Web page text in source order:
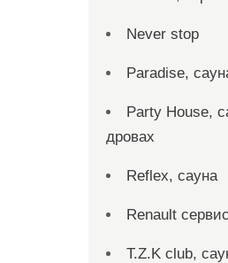
Never stop
Paradise,
Party House,
дровах
Reflex, сауна
Renault сервис
T.Z.K club,